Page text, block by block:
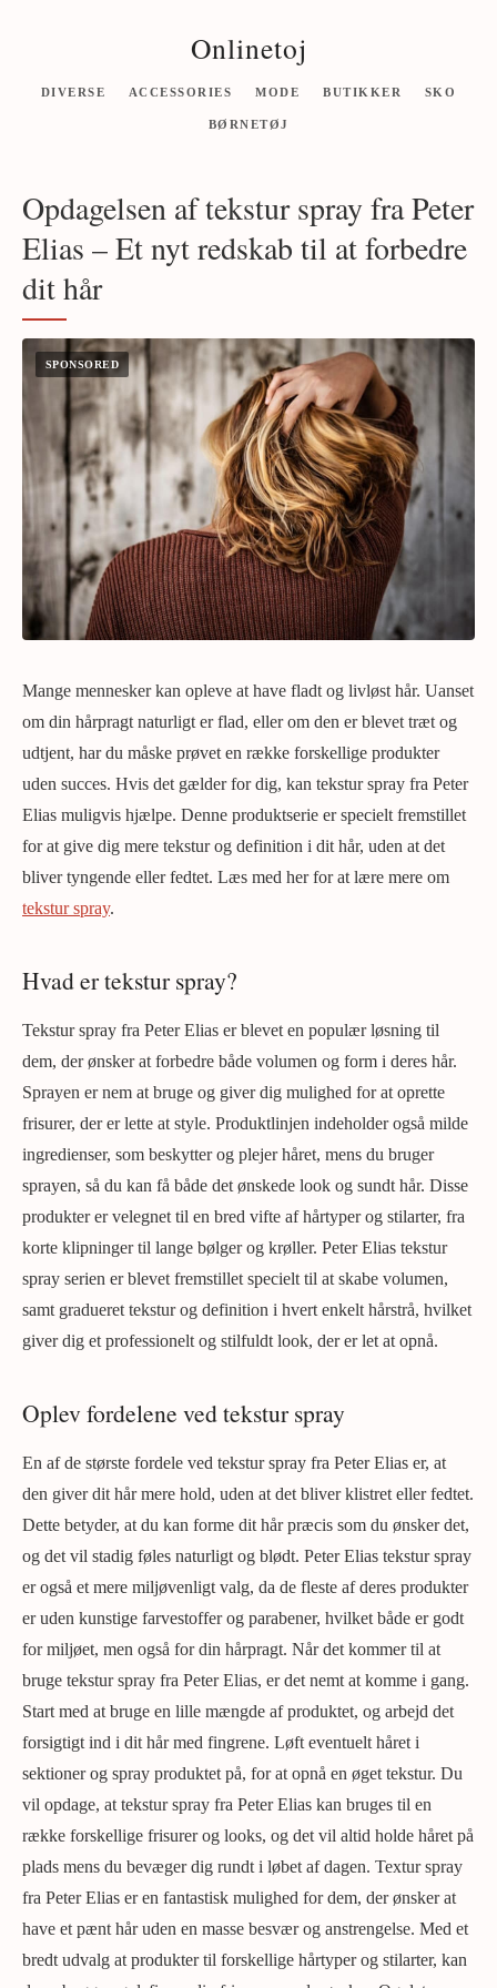
Onlinetoj
DIVERSE ACCESSORIES MODE BUTIKKER SKO
BØRNETØJ
Opdagelsen af tekstur spray fra Peter
Elias – Et nyt redskab til at forbedre
dit hår
Mange mennesker kan opleve at have fladt og livløst hår. Uanset
om din hårpragt naturligt er flad, eller om den er blevet træt og
udtjent, har du måske prøvet en række forskellige produkter
uden succes. Hvis det gælder for dig, kan tekstur spray fra Peter
Elias muligvis hjælpe. Denne produktserie er specielt fremstillet
for at give dig mere tekstur og definition i dit hår, uden at det
bliver tyngende eller fedtet. Læs med her for at lære mere om
tekstur spray.
Hvad er tekstur spray?
Tekstur spray fra Peter Elias er blevet en populær løsning til
dem, der ønsker at forbedre både volumen og form i deres hår.
Sprayen er nem at bruge og giver dig mulighed for at oprette
frisurer, der er lette at style. Produktlinjen indeholder også milde
ingredienser, som beskytter og plejer håret, mens du bruger
sprayen, så du kan få både det ønskede look og sundt hår. Disse
produkter er velegnet til en bred vifte af hårtyper og stilarter, fra
korte klipninger til lange bølger og krøller. Peter Elias tekstur
spray serien er blevet fremstillet specielt til at skabe volumen,
samt gradueret tekstur og definition i hvert enkelt hårstrå, hvilket
giver dig et professionelt og stilfuldt look, der er let at opnå.
Oplev fordelene ved tekstur spray
En af de største fordele ved tekstur spray fra Peter Elias er, at
den giver dit hår mere hold, uden at det bliver klistret eller fedtet.
Dette betyder, at du kan forme dit hår præcis som du ønsker det,
og det vil stadig føles naturligt og blødt. Peter Elias tekstur spray
er også et mere miljøvenligt valg, da de fleste af deres produkter
er uden kunstige farvestoffer og parabener, hvilket både er godt
for miljøet, men også for din hårpragt. Når det kommer til at
bruge tekstur spray fra Peter Elias, er det nemt at komme i gang.
Start med at bruge en lille mængde af produktet, og arbejd det
forsigtigt ind i dit hår med fingrene. Løft eventuelt håret i
sektioner og spray produktet på, for at opnå en øget tekstur. Du
vil opdage, at tekstur spray fra Peter Elias kan bruges til en
række forskellige frisurer og looks, og det vil altid holde håret på
plads mens du bevæger dig rundt i løbet af dagen. Textur spray
fra Peter Elias er en fantastisk mulighed for dem, der ønsker at
have et pænt hår uden en masse besvær og anstrengelse. Med et
bredt udvalg at produkter til forskellige hårtyper og stilarter, kan